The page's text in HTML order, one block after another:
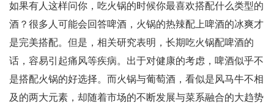
如果有人这样问你，吃火锅的时候你最喜欢搭配什么类型的
酒？很多人可能会回答啤酒，火锅的热辣配上啤酒的冰爽才
是完美搭配。但是，相关研究表明，长期吃火锅配啤酒的
话，容易引起痛风等疾病。出于对健康的考虑，啤酒似乎不
是搭配火锅的好选择。而火锅与葡萄酒，看似是风马牛不相
及的两大元素，却随着市场的不断发展与菜系融合的大趋势